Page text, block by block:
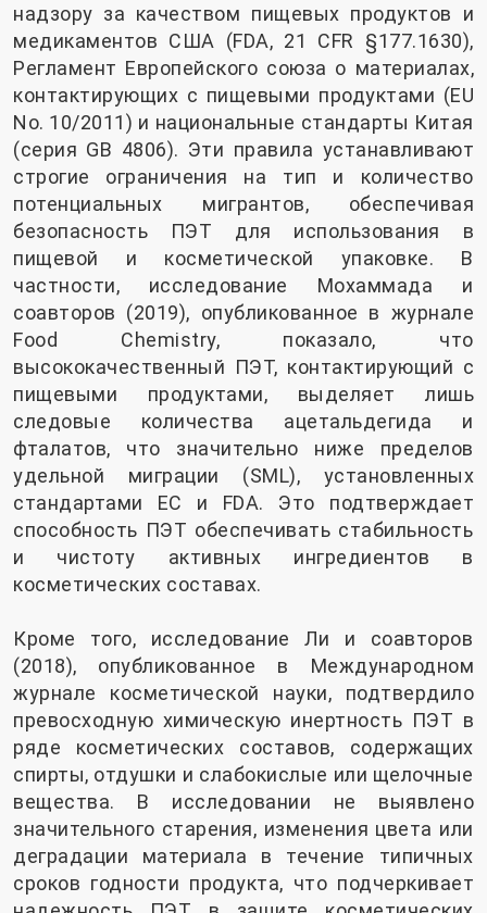
надзору за качеством пищевых продуктов и
медикаментов США (FDA, 21 CFR §177.1630),
Регламент Европейского союза о материалах,
контактирующих с пищевыми продуктами (EU
No. 10/2011) и национальные стандарты Китая
(серия GB 4806). Эти правила устанавливают
строгие ограничения на тип и количество
потенциальных мигрантов, обеспечивая
безопасность ПЭТ для использования в
пищевой и косметической упаковке. В
частности, исследование Мохаммада и
соавторов (2019), опубликованное в журнале
Food Chemistry, показало, что
высококачественный ПЭТ, контактирующий с
пищевыми продуктами, выделяет лишь
следовые количества ацетальдегида и
фталатов, что значительно ниже пределов
удельной миграции (SML), установленных
стандартами ЕС и FDA. Это подтверждает
способность ПЭТ обеспечивать стабильность
и чистоту активных ингредиентов в
косметических составах.
Кроме того, исследование Ли и соавторов
(2018), опубликованное в Международном
журнале косметической науки, подтвердило
превосходную химическую инертность ПЭТ в
ряде косметических составов, содержащих
спирты, отдушки и слабокислые или щелочные
вещества. В исследовании не выявлено
значительного старения, изменения цвета или
деградации материала в течение типичных
сроков годности продукта, что подчеркивает